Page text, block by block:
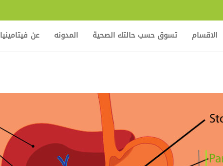
الاقسام تسوق حسب حالتك الصحية المدونه عن فيتامينيا